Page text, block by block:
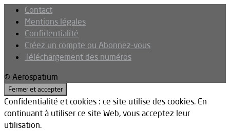
Contact
Mentions légales
Confidentialité
Créez un compte ou Abonnez-vous
Téléchargement des numéros
© Aerospatium
Confidentialité et cookies : ce site utilise des cookies. En
continuant à utiliser ce site Web, vous acceptez leur
utilisation.